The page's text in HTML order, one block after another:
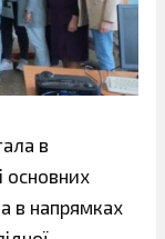
в
основних
в напрямках